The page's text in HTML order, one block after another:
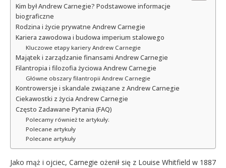
Kim był Andrew Carnegie? Podstawowe informacje
biograficzne
Rodzina i życie prywatne Andrew Carnegie
Kariera zawodowa i budowa imperium stalowego
Kluczowe etapy kariery Andrew Carnegie
Majątek i zarządzanie finansami Andrew Carnegie
Filantropia i filozofia życiowa Andrew Carnegie
Główne obszary filantropii Andrew Carnegie
Kontrowersje i skandale związane z Andrew Carnegie
Ciekawostki z życia Andrew Carnegie
Często Zadawane Pytania (FAQ)
Polecamy również te artykuły:
Polecane artykuły
Polecane artykuły
Jako mąż i ojciec, Carnegie ożenił się z Louise Whitfield w 1887